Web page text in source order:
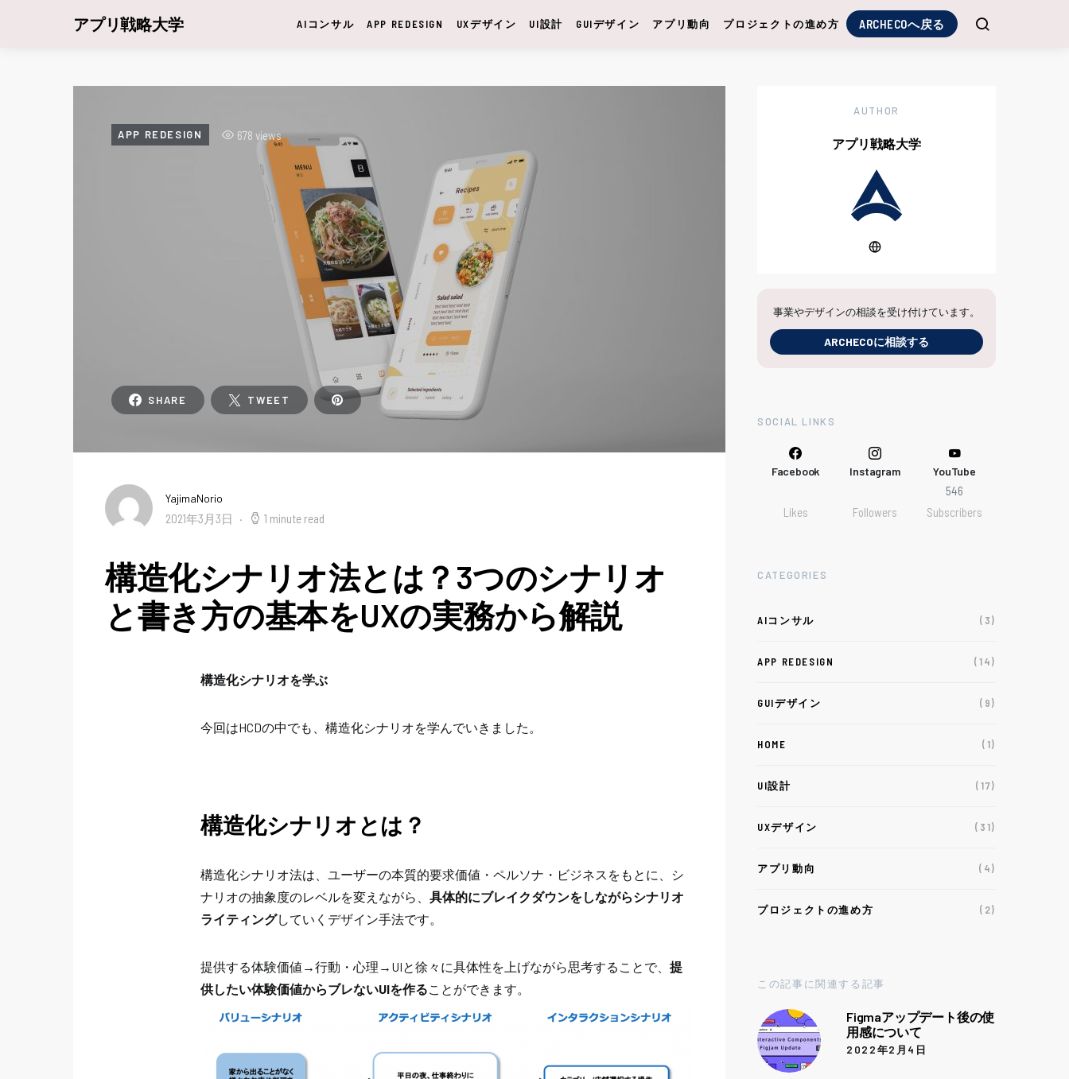
アプリ戦略大学 AIコンサル APP REDESIGN UXデザイン UI設計 GUIデザイン アプリ動向 プロジェクトの進め方 ARCHECOへ戻る
APP REDESIGN 678 views
SHARE TWEET
YajimaNorio
2021年3月3日 1 minute read
構造化シナリオ法とは？3つのシナリオ
と書き方の基本をUXの実務から解説
構造化シナリオを学ぶ
今回はHCDの中でも、構造化シナリオを学んでいきました。
構造化シナリオとは？
構造化シナリオ法は、ユーザーの本質的要求価値・ペルソナ・ビジネスをもとに、シ
ナリオの抽象度のレベルを変えながら、 具体的にブレイクダウンをしながらシナリオ
ライティングしていくデザイン手法です。
提供する体験価値→行動・心理→UIと徐々に具体性を上げながら思考することで、 提
供したい体験価値からブレないUIを作ることができます。
AUTHOR
アプリ戦略大学
事業やデザインの相談を受け付けています。
ARCHECOに相談する
SOCIAL LINKS
Facebook
Likes
Instagram
Followers
YouTube
546
Subscribers
CATEGORIES
AIコンサル (3)
APP REDESIGN (14)
GUIデザイン (9)
HOME (1)
UI設計 (17)
UXデザイン (31)
アプリ動向 (4)
プロジェクトの進め方 (2)
この記事に関連する記事
Figmaアップデート後の使
用感について
2022年2月4日